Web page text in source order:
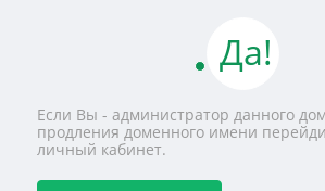
Да!
Если Вы - администратор данного
продления доменного имени
личный кабинет.